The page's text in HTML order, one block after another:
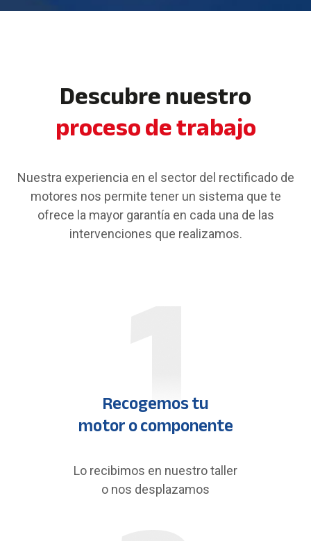
Descubre nuestro
proceso de trabajo
Nuestra experiencia en el sector del rectificado de
motores nos permite tener un sistema que te
ofrece la mayor garantía en cada una de las
intervenciones que realizamos.
Recogemos tu
motor o componente
Lo recibimos en nuestro taller
o nos desplazamos